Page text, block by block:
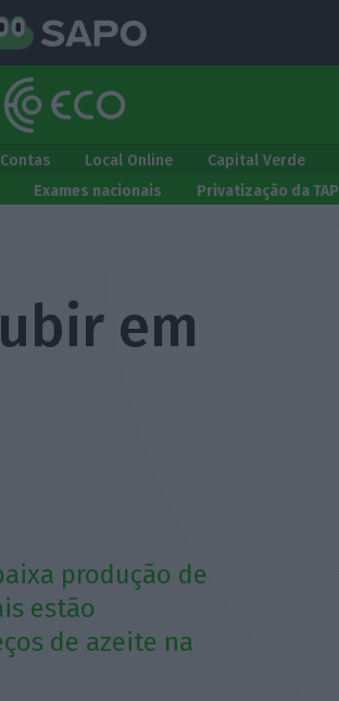
Local Online Capital Verde
Exames nacionais Privatização da TAP
em
produção de
estão
de azeite na